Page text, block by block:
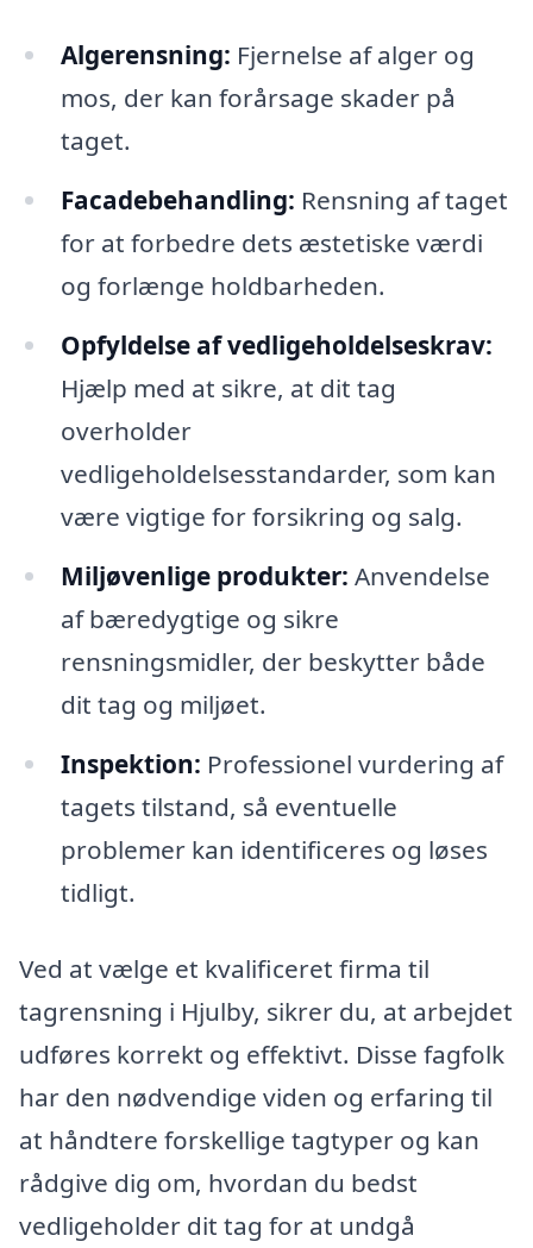
Algerensning: Fjernelse af alger og
mos, der kan forårsage skader på
taget.
Facadebehandling: Rensning af taget
for at forbedre dets æstetiske værdi
og forlænge holdbarheden.
Opfyldelse af vedligeholdelseskrav:
Hjælp med at sikre, at dit tag
overholder
vedligeholdelsesstandarder, som kan
være vigtige for forsikring og salg.
Miljøvenlige produkter: Anvendelse
af bæredygtige og sikre
rensningsmidler, der beskytter både
dit tag og miljøet.
Inspektion: Professionel vurdering af
tagets tilstand, så eventuelle
problemer kan identificeres og løses
tidligt.
Ved at vælge et kvalificeret firma til
tagrensning i Hjulby, sikrer du, at arbejdet
udføres korrekt og effektivt. Disse fagfolk
har den nødvendige viden og erfaring til
at håndtere forskellige tagtyper og kan
rådgive dig om, hvordan du bedst
vedligeholder dit tag for at undgå